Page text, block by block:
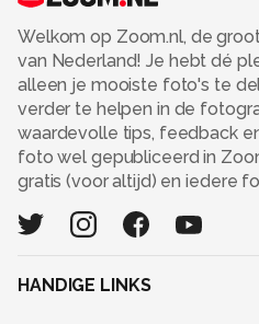
Welkom op Zoom.nl, de
van Nederland! Je hebt dé
alleen je mooiste foto's te
verder te helpen in de
waardevolle tips, feedback
foto wel gepubliceerd in
gratis (voor altijd) en iedere
HANDIGE LINKS